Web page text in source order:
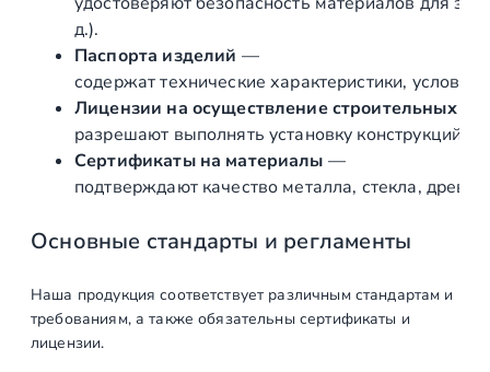
а
д.).
Паспорта изделий —
содержат технические характеристики,
Лицензии на осуществление строительных и
разрешают выполнять установку конструкций
Сертификаты на материалы —
подтверждают качество металла, стекла,
Основные стандарты и регламенты
Наша продукция соответствует различным стандартам и
требованиям, а также обязательны сертификаты и
лицензии.